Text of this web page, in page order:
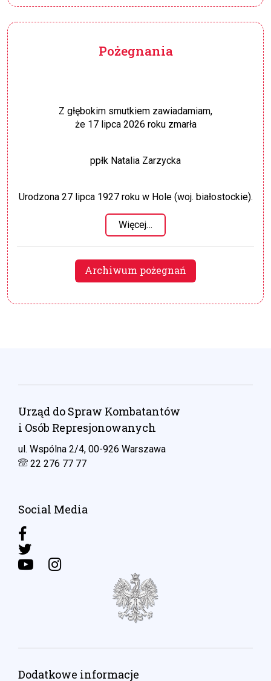
Pożegnania
Z głębokim smutkiem zawiadamiam,
że 17 lipca 2026 roku zmarła
ppłk Natalia Zarzycka
Urodzona 27 lipca 1927 roku w Hole (woj. białostockie).
Więcej…
Archiwum pożegnań
Urząd do Spraw Kombatantów
i Osób Represjonowanych
ul. Wspólna 2/4, 00-926 Warszawa
22 276 77 77
Social Media
Dodatkowe informacje